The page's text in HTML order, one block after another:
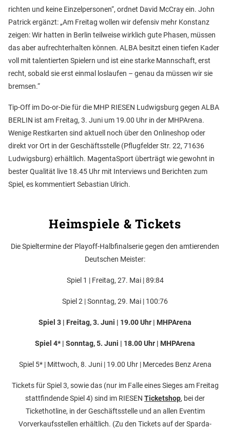
richten und keine Einzelpersonen“, ordnet David McCray ein. John
Patrick ergänzt: „Am Freitag wollen wir defensiv mehr Konstanz
zeigen: Wir hatten in Berlin teilweise wirklich gute Phasen, müssen
das aber aufrechterhalten können. ALBA besitzt einen tiefen Kader
voll mit talentierten Spielern und ist eine starke Mannschaft, erst
recht, sobald sie erst einmal loslaufen – genau da müssen wir sie
bremsen.“
Tip-Off im Do-or-Die für die MHP RIESEN Ludwigsburg gegen ALBA
BERLIN ist am Freitag, 3. Juni um 19.00 Uhr in der MHPArena.
Wenige Restkarten sind aktuell noch über den Onlineshop oder
direkt vor Ort in der Geschäftsstelle (Pflugfelder Str. 22, 71636
Ludwigsburg) erhältlich. MagentaSport überträgt wie gewohnt in
bester Qualität live 18.45 Uhr mit Interviews und Berichten zum
Spiel, es kommentiert Sebastian Ulrich.
Heimspiele & Tickets
Die Spieltermine der Playoff-Halbfinalserie gegen den amtierenden
Deutschen Meister:
Spiel 1 | Freitag, 27. Mai | 89:84
Spiel 2 | Sonntag, 29. Mai | 100:76
Spiel 3 | Freitag, 3. Juni | 19.00 Uhr | MHPArena
Spiel 4* | Sonntag, 5. Juni | 18.00 Uhr | MHPArena
Spiel 5* | Mittwoch, 8. Juni | 19.00 Uhr | Mercedes Benz Arena
Tickets für Spiel 3, sowie das (nur im Falle eines Sieges am Freitag
stattfindende Spiel 4) sind im RIESEN Ticketshop, bei der
Tickethotline, in der Geschäftsstelle und an allen Eventim
Vorverkaufsstellen erhältlich. (Zu den Tickets auf der Sparda-